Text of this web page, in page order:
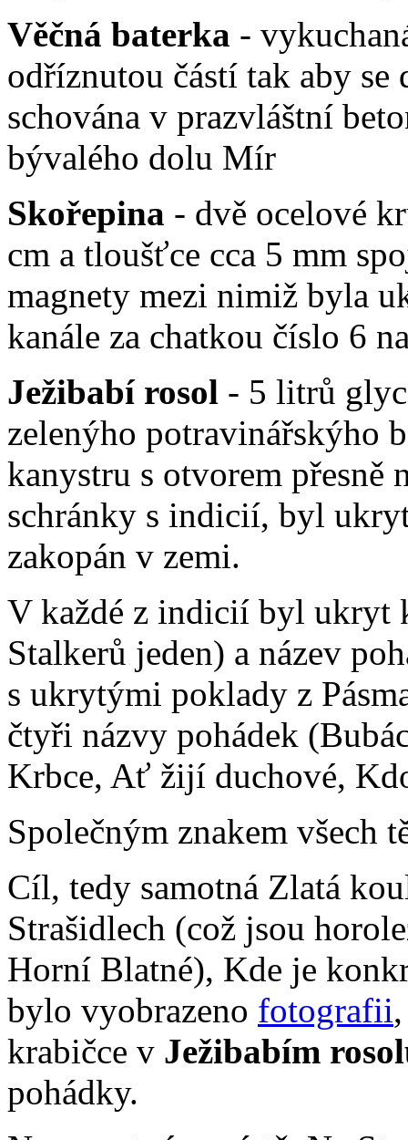
Věčná baterka -
odříznutou částí tak aby
schována v prazvláštní
bývalého dolu Mír
Skořepina - dvě ocelové
cm a tloušťce cca 5 mm
magnety mezi nimiž byla
kanále za chatkou číslo 6
Ježibabí rosol - 5 litrů
zelenýho potravinářskýho
kanystru s otvorem přesně
schránky s indicií, byl
zakopán v zemi.
V každé z indicií byl ukryt
Stalkerů jeden) a název
s ukrytými poklady z
čtyři názvy pohádek
Krbce, Ať žijí duchové,
Společným znakem všech
Cíl, tedy samotná Zlatá
Strašidlech (což jsou
Horní Blatné), Kde je
bylo vyobrazeno fotografii
krabičce v Ježibabím
pohádky.